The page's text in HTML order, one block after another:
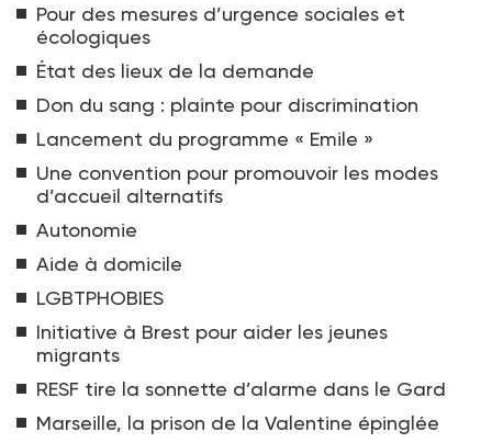
Pour des mesures d’urgence sociales et
écologiques
État des lieux de la demande
Don du sang : plainte pour discrimination
Lancement du programme « Emile »
Une convention pour promouvoir les modes
d’accueil alternatifs
Autonomie
Aide à domicile
LGBTPHOBIES
Initiative à Brest pour aider les jeunes
migrants
RESF tire la sonnette d’alarme dans le Gard
Marseille, la prison de la Valentine épinglée